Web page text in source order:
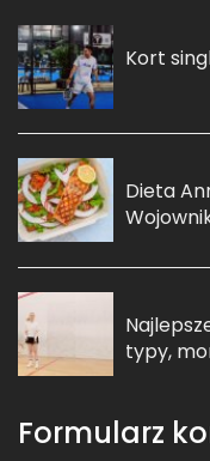
Kort
Dieta
typy,
Formularz